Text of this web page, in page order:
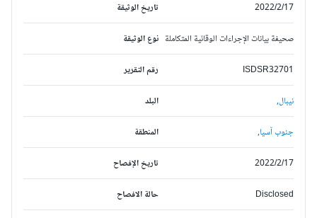
تاريخ الوثيقة 2022/2/17
نوع الوثيقة صحيفة بيانات الإجراءات الوقائية المتكاملة
رقم التقرير ISDSR32701
البلد نيبال,
المنطقة جنوب آسيا,
تاريخ الإفصاح 2022/2/17
حالة الافصاح Disclosed